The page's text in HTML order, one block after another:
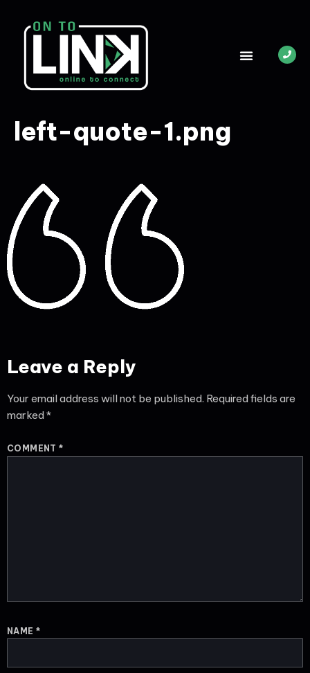
left-quote-1.png
Leave a Reply
Your email address will not be published. Required fields are
marked*
COMMENT*
NAME *